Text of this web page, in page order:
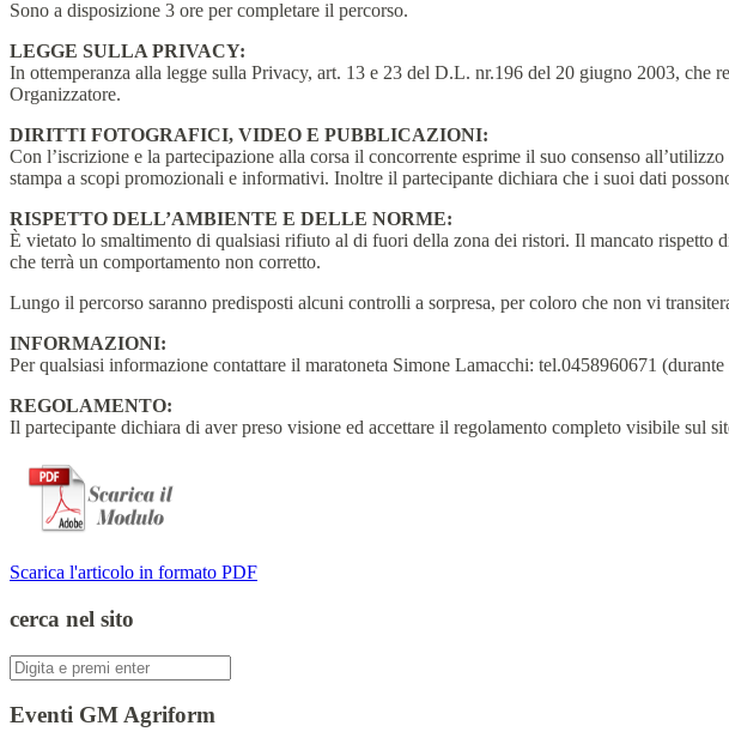
Sono a disposizione 3 ore per completare il percorso.
LEGGE SULLA PRIVACY:
In ottemperanza alla legge sulla Privacy, art. 13 e 23 del D.L. nr.196 del 20 giugno 2003, che
Organizzatore.
DIRITTI FOTOGRAFICI, VIDEO E PUBBLICAZIONI:
Con l’iscrizione e la partecipazione alla corsa il concorrente esprime il suo consenso
stampa a scopi promozionali e informativi. Inoltre il partecipante dichiara che i suoi dati
RISPETTO DELL’AMBIENTE E DELLE NORME:
È vietato lo smaltimento di qualsiasi rifiuto al di fuori della zona dei ristori. Il mancato rispetto
che terrà un comportamento non corretto.
Lungo il percorso saranno predisposti alcuni controlli a sorpresa, per coloro che non vi
INFORMAZIONI:
Per qualsiasi informazione contattare il maratoneta Simone Lamacchi: tel.0458960671
REGOLAMENTO:
Il partecipante dichiara di aver preso visione ed accettare il regolamento completo visibile sul
Scarica l'articolo in formato PDF
cerca nel sito
Cerca:
Eventi GM Agriform